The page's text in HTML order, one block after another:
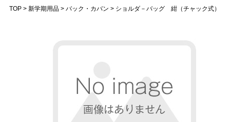
TOP> 新学期用品> バック・カバン > ショルダ－バッグ 紺（チャック式）